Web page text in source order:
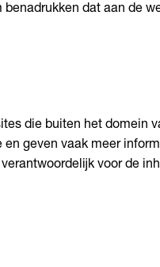
dat aan de
die buiten het domein
geven vaak meer
voor de